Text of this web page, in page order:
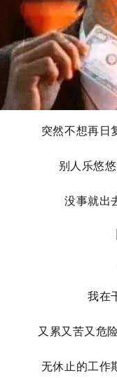
突然不想再日
别人乐悠
没事就出
我在
又累又苦又危
无休止的工作